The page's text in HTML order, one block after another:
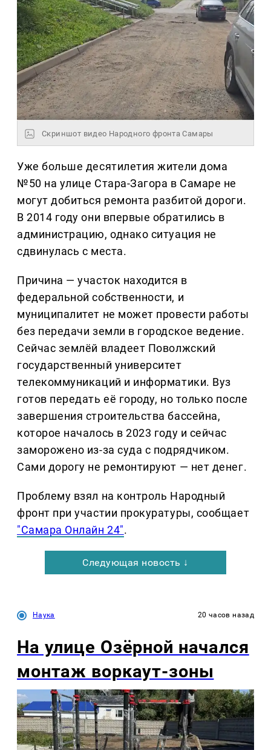
Скриншот видео Народного фронта Самары
Уже больше десятилетия жители дома
№50 на улице Стара-Загора в Самаре не
могут добиться ремонта разбитой дороги.
В 2014 году они впервые обратились в
администрацию, однако ситуация не
сдвинулась с места.
Причина — участок находится в
федеральной собственности, и
муниципалитет не может провести работы
без передачи земли в городское ведение.
Сейчас землёй владеет Поволжский
государственный университет
телекоммуникаций и информатики. Вуз
готов передать её городу, но только после
завершения строительства бассейна,
которое началось в 2023 году и сейчас
заморожено из-за суда с подрядчиком.
Сами дорогу не ремонтируют — нет денег.
Проблему взял на контроль Народный
фронт при участии прокуратуры, сообщает
"Самара Онлайн 24".
Следующая новость ↓
Наука 20 часов назад
На улице Озëрной начался
монтаж воркаут-зоны